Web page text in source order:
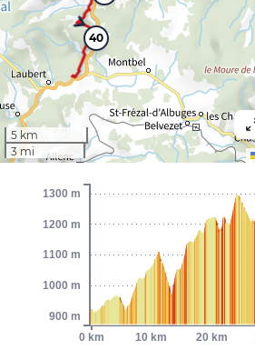
40
5 km
3 mi
0 km 10 km 20 km
900 m
1000 m
1100 m
1200 m
1300 m